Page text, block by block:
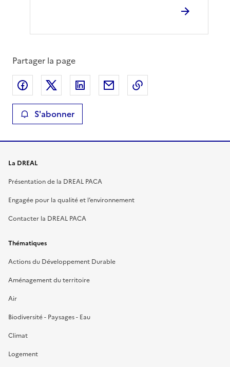
Partager la page
Partager sur Facebook
Partager sur XPartager sur LinkedIn
Partager par email
S'abonner
La DREAL
Présentation de la DREAL PACA
Engagée pour la qualité et l’environnement
Contacter la DREAL PACA
Thématiques
Actions du Développement Durable
Aménagement du territoire
Air
Biodiversité - Paysages - Eau
Climat
Logement